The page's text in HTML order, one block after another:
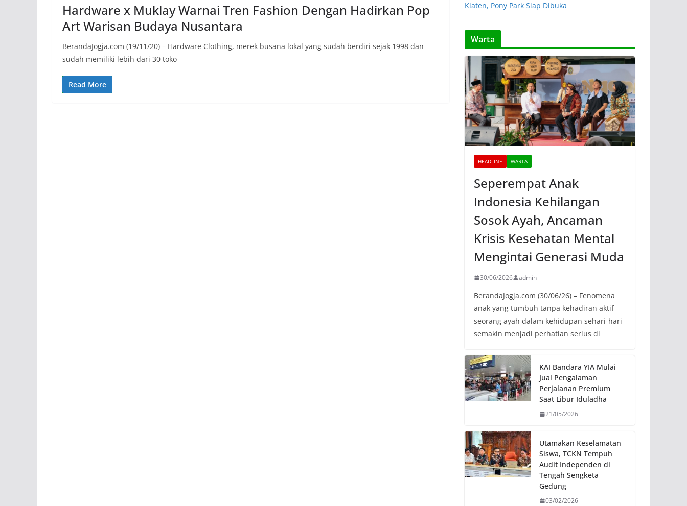
Hardware x Muklay Warnai Tren Fashion Dengan Hadirkan Pop
Art Warisan Budaya Nusantara
BerandaJogja.com (19/11/20) – Hardware Clothing, merek busana lokal yang sudah berdiri sejak 1998 dan
sudah memiliki lebih dari 30 toko
Read More
Klaten, Pony Park Siap Dibuka
Warta
HEADLINE WARTA
Seperempat Anak
Indonesia Kehilangan
Sosok Ayah, Ancaman
Krisis Kesehatan Mental
Mengintai Generasi Muda
30/06/2026 admin
BerandaJogja.com (30/06/26) – Fenomena
anak yang tumbuh tanpa kehadiran aktif
seorang ayah dalam kehidupan sehari-hari
semakin menjadi perhatian serius di
KAI Bandara YIA Mulai
Jual Pengalaman
Perjalanan Premium
Saat Libur Iduladha
21/05/2026
Utamakan Keselamatan
Siswa, TCKN Tempuh
Audit Independen di
Tengah Sengketa
Gedung
03/02/2026